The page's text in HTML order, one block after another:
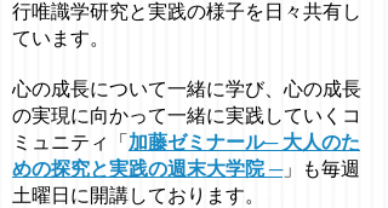
行唯識学研究と実践の様子を日々共有し
ています。
心の成長について一緒に学び、心の成長
の実現に向かって一緒に実践していくコ
ミュニティ「 加藤ゼミナール─ 大人のた
めの探究と実践の週末大学院 ─」も毎週
土曜日に開講しております。